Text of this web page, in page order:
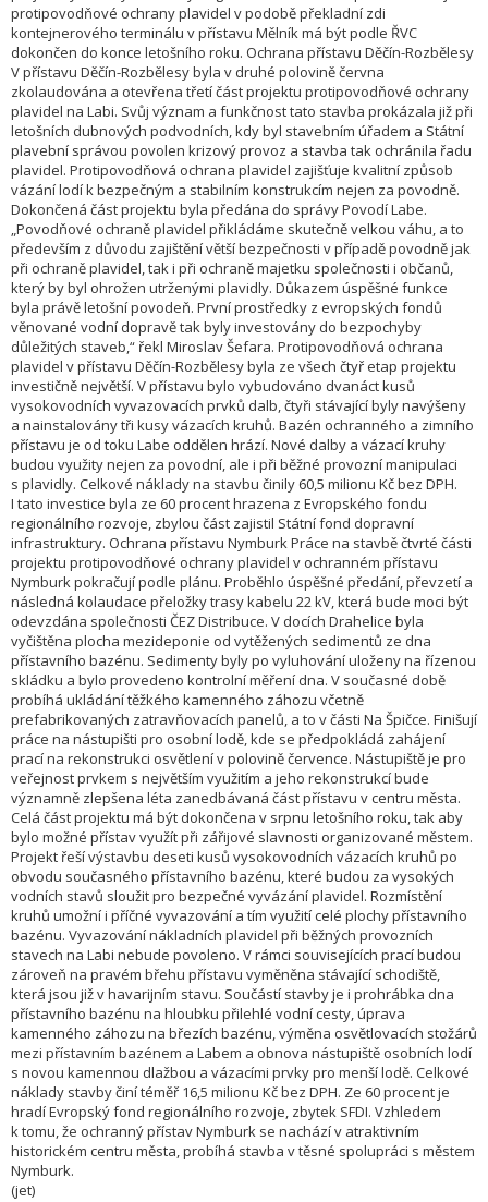
protipovodňové ochrany plavidel v podobě překladní zdi
kontejnerového terminálu v přístavu Mělník má být podle ŘVC
dokončen do konce letošního roku. Ochrana přístavu Děčín-Rozbělesy
V přístavu Děčín-Rozbělesy byla v druhé polovině června
zkolaudována a otevřena třetí část projektu protipovodňové ochrany
plavidel na Labi. Svůj význam a funkčnost tato stavba prokázala již při
letošních dubnových podvodních, kdy byl stavebním úřadem a Státní
plavební správou povolen krizový provoz a stavba tak ochránila řadu
plavidel. Protipovodňová ochrana plavidel zajišťuje kvalitní způsob
vázání lodí k bezpečným a stabilním konstrukcím nejen za povodně.
Dokončená část projektu byla předána do správy Povodí Labe.
„Povodňové ochraně plavidel přikládáme skutečně velkou váhu, a to
především z důvodu zajištění větší bezpečnosti v případě povodně jak
při ochraně plavidel, tak i při ochraně majetku společnosti i občanů,
který by byl ohrožen utrženými plavidly. Důkazem úspěšné funkce
byla právě letošní povodeň. První prostředky z evropských fondů
věnované vodní dopravě tak byly investovány do bezpochyby
důležitých staveb,“ řekl Miroslav Šefara. Protipovodňová ochrana
plavidel v přístavu Děčín-Rozbělesy byla ze všech čtyř etap projektu
investičně největší. V přístavu bylo vybudováno dvanáct kusů
vysokovodních vyvazovacích prvků dalb, čtyři stávající byly navýšeny
a nainstalovány tři kusy vázacích kruhů. Bazén ochranného a zimního
přístavu je od toku Labe oddělen hrází. Nové dalby a vázací kruhy
budou využity nejen za povodní, ale i při běžné provozní manipulaci
s plavidly. Celkové náklady na stavbu činily 60,5 milionu Kč bez DPH.
I tato investice byla ze 60 procent hrazena z Evropského fondu
regionálního rozvoje, zbylou část zajistil Státní fond dopravní
infrastruktury. Ochrana přístavu Nymburk Práce na stavbě čtvrté části
projektu protipovodňové ochrany plavidel v ochranném přístavu
Nymburk pokračují podle plánu. Proběhlo úspěšné předání, převzetí a
následná kolaudace přeložky trasy kabelu 22 kV, která bude moci být
odevzdána společnosti ČEZ Distribuce. V docích Drahelice byla
vyčištěna plocha mezideponie od vytěžených sedimentů ze dna
přístavního bazénu. Sedimenty byly po vyluhování uloženy na řízenou
skládku a bylo provedeno kontrolní měření dna. V současné době
probíhá ukládání těžkého kamenného záhozu včetně
prefabrikovaných zatravňovacích panelů, a to v části Na Špičce. Finišují
práce na nástupišti pro osobní lodě, kde se předpokládá zahájení
prací na rekonstrukci osvětlení v polovině července. Nástupiště je pro
veřejnost prvkem s největším využitím a jeho rekonstrukcí bude
významně zlepšena léta zanedbávaná část přístavu v centru města.
Celá část projektu má být dokončena v srpnu letošního roku, tak aby
bylo možné přístav využít při zářijové slavnosti organizované městem.
Projekt řeší výstavbu deseti kusů vysokovodních vázacích kruhů po
obvodu současného přístavního bazénu, které budou za vysokých
vodních stavů sloužit pro bezpečné vyvázání plavidel. Rozmístění
kruhů umožní i příčné vyvazování a tím využití celé plochy přístavního
bazénu. Vyvazování nákladních plavidel při běžných provozních
stavech na Labi nebude povoleno. V rámci souvisejících prací budou
zároveň na pravém břehu přístavu vyměněna stávající schodiště,
která jsou již v havarijním stavu. Součástí stavby je i prohrábka dna
přístavního bazénu na hloubku přilehlé vodní cesty, úprava
kamenného záhozu na březích bazénu, výměna osvětlovacích stožárů
mezi přístavním bazénem a Labem a obnova nástupiště osobních lodí
s novou kamennou dlažbou a vázacími prvky pro menší lodě. Celkové
náklady stavby činí téměř 16,5 milionu Kč bez DPH. Ze 60 procent je
hradí Evropský fond regionálního rozvoje, zbytek SFDI. Vzhledem
k tomu, že ochranný přístav Nymburk se nachází v atraktivním
historickém centru města, probíhá stavba v těsné spolupráci s městem
Nymburk.
(jet)